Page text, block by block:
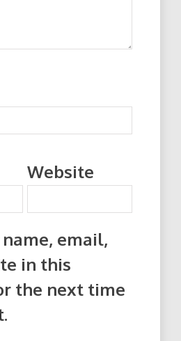
Website
name, email,
in this
the next time